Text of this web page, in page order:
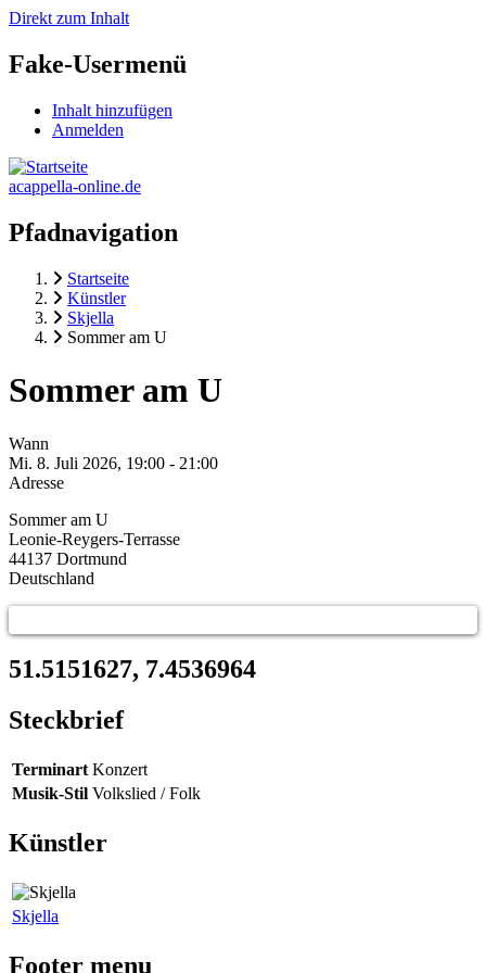
Direkt zum Inhalt
Fake-Usermenü
Inhalt hinzufügen
Anmelden
acappella-online.de
Pfadnavigation
Startseite
Künstler
Skjella
Sommer am U
Sommer am U
Wann
Mi. 8. Juli 2026, 19:00 - 21:00
Adresse
Sommer am U
Leonie-Reygers-Terrasse
44137 Dortmund
Deutschland
51.5151627, 7.4536964
Steckbrief
Terminart Konzert
Musik-Stil Volkslied / Folk
Künstler
Skjella
Footer menu